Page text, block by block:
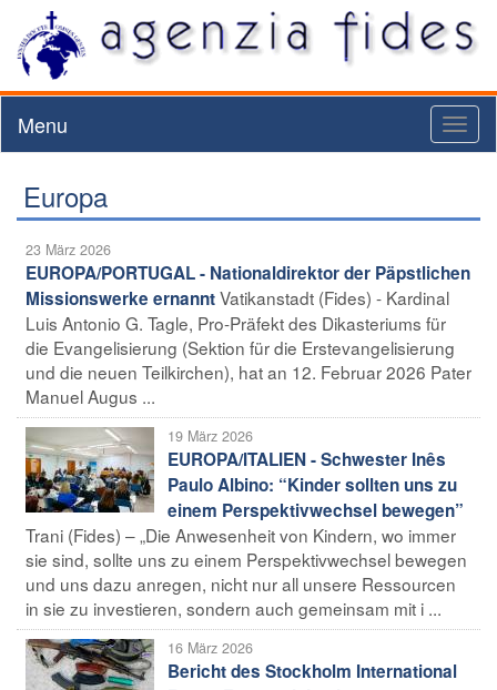
Menu
Europa
23 März 2026
EUROPA/PORTUGAL - Nationaldirektor der Päpstlichen
Missionswerke ernanntVatikanstadt (Fides) - Kardinal
Luis Antonio G. Tagle, Pro-Präfekt des Dikasteriums für
die Evangelisierung (Sektion für die Erstevangelisierung
und die neuen Teilkirchen), hat an 12. Februar 2026 Pater
Manuel Augus ...
19 März 2026
EUROPA/ITALIEN - Schwester Inês
Paulo Albino: “Kinder sollten uns zu
einem Perspektivwechsel bewegen”
Trani (Fides) – „Die Anwesenheit von Kindern, wo immer
sie sind, sollte uns zu einem Perspektivwechsel bewegen
und uns dazu anregen, nicht nur all unsere Ressourcen
in sie zu investieren, sondern auch gemeinsam mit i ...
16 März 2026
Bericht des Stockholm International